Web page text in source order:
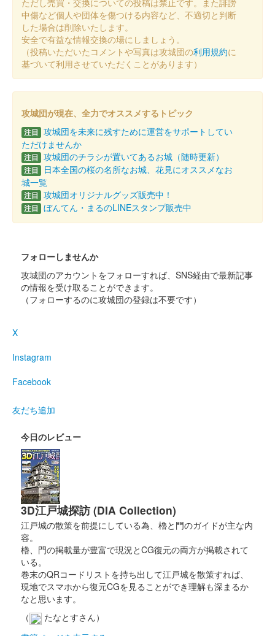
白石城 御城印 ずんスタ記念2025版 東北ずん子
白石城 御城印 ずんスタ記念2025版 東北イタコ
白石城 御城印 ずんスタ記念2025版 東北きりたん
白石城 御城印 ずんスタ記念2025版 ずんだもん
白石城 御城印 オリジナルフレーム切手「白石城開門
白石城開門30周年を記念して作成された、オリジナルフレーム切
手「白石城開門30周年記念」に限定御城印がついてくる。
宮城学院女子大学とのコラボレーション企画として作成された御
白石城 御城印
白石城 御城印
ゲナガさん
白石城 御城印 令和7年「城の日」限定版
販売終了
白石城 御城印
ただし売買・交換についての投稿は禁止です。また誹謗
中傷など個人や団体を傷つける内容など、不適切と判断
した場合は削除いたします。
安全で有益な情報交換の場にしましょう。
（投稿いただいたコメントや写真は攻城団の利用規約に
基づいて利用させていただくことがあります）
攻城団が現在、全力でオススメするトピック
注目 攻城団を未来に残すために運営をサポートしてい
ただけませんか
注目 攻城団のチラシが置いてあるお城（随時更新）
注目
日本全国の桜の名所なお城、花見にオススメなお
城一覧
注目 攻城団オリジナルグッズ販売中！
注目 ぼんてん・まるのLINEスタンプ販売中
フォローしませんか
攻城団のアカウントをフォローすれば、SNS経由で最新記事
の情報を受け取ることができます。
（フォローするのに攻城団の登録は不要です）
X
Instagram
Facebook
友だち追加
今日のレビュー
3D江戸城探訪 (DIA Collection)
江戸城の散策を前提にしている為、櫓と門のガイドが主な内
容。
櫓、門の掲載量が豊富で現況とCG復元の両方が掲載されて
いる。
巻末のQRコードリストを持ち出して江戸城を散策すれば、
現地でスマホから復元CGを見ることができ理解も深まるか
なと思います。
（
たなとすさん）